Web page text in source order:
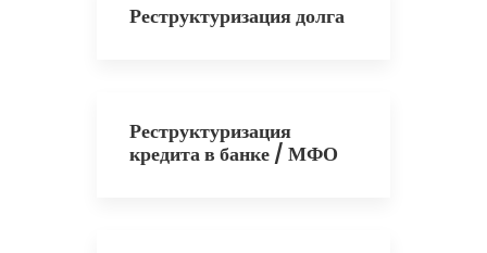
Реструктуризация долга
Реструктуризация
кредита в банке / МФО